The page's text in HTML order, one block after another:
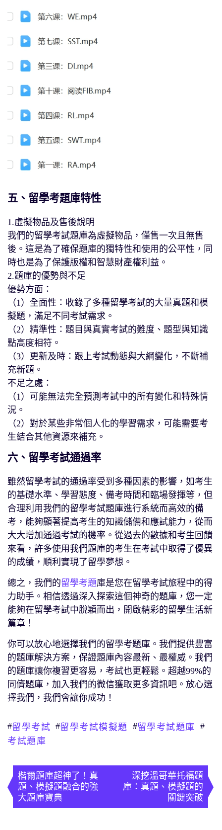
五、留學考題庫特性
1.虛擬物品及售後說明
我們的留學考試題庫為虛擬物品，僅售一次且無售
後。這是為了確保題庫的獨特性和使用的公平性，同
時也是為了保護版權和智慧財產權利益。
2.題庫的優勢與不足
優勢方面：
（1）全面性：收錄了多種留學考試的大量真題和模
擬題，滿足不同考試需求。
（2）精準性：題目與真實考試的難度、題型與知識
點高度相符。
（3）更新及時：跟上考試動態與大綱變化，不斷補
充新題。
不足之處：
（1）可能無法完全預測考試中的所有變化和特殊情
況。
（2）對於某些非常個人化的學習需求，可能需要考
生結合其他資源來補充。
六、留學考試通過率
雖然留學考試的通過率受到多種因素的影響，如考生
的基礎水準、學習態度、備考時間和臨場發揮等，但
合理利用我們的留學考試題庫進行系統而高效的備
考，能夠顯著提高考生的知識儲備和應試能力，從而
大大增加通過考試的機率。從過去的數據和考生回饋
來看，許多使用我們題庫的考生在考試中取得了優異
的成績，順利實現了留學夢想。
總之，我們的留學考題庫是您在留學考試旅程中的得
力助手。相信透過深入探索這個神奇的題庫，您一定
能夠在留學考試中脫穎而出，開啟精彩的留學生活新
篇章！
你可以放心地選擇我們的留學考題庫。我們提供豐富
的題庫解決方案，保證題庫內容最新、最權威。我們
的題庫讓你複習更容易，考試也更輕鬆。超越99%的
同儕題庫，加入我們的微信獲取更多資訊吧。放心選
擇我們，我們會讓你成功！
#留學考試 #留學考試模擬題 #留學考試題庫 #
考試題庫
章
導
覽
楷爾題庫超神了！真
題、模擬題融合的強
大題庫寶典
深挖溫哥華托福題
庫：真題、模擬題的
關鍵突破